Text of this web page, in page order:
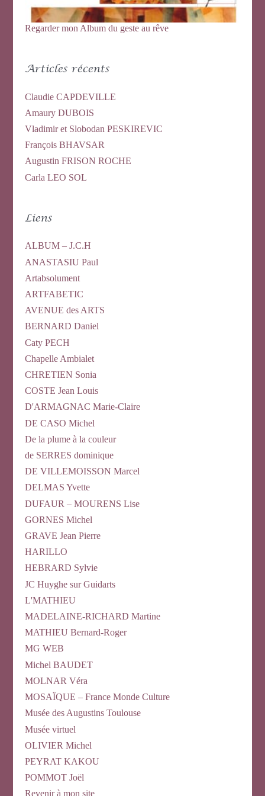
Regarder mon Album du geste au rêve
Articles récents
Claudie CAPDEVILLE
Amaury DUBOIS
Vladimir et Slobodan PESKIREVIC
François BHAVSAR
Augustin FRISON ROCHE
Carla LEO SOL
Liens
ALBUM – J.C.H
ANASTASIU Paul
Artabsolument
ARTFABETIC
AVENUE des ARTS
BERNARD Daniel
Caty PECH
Chapelle Ambialet
CHRETIEN Sonia
COSTE Jean Louis
D'ARMAGNAC Marie-Claire
DE CASO Michel
De la plume à la couleur
de SERRES dominique
DE VILLEMOISSON Marcel
DELMAS Yvette
DUFAUR – MOURENS Lise
GORNES Michel
GRAVE Jean Pierre
HARILLO
HEBRARD Sylvie
JC Huyghe sur Guidarts
L'MATHIEU
MADELAINE-RICHARD Martine
MATHIEU Bernard-Roger
MG WEB
Michel BAUDET
MOLNAR Véra
MOSAÏQUE – France Monde Culture
Musée des Augustins Toulouse
Musée virtuel
OLIVIER Michel
PEYRAT KAKOU
POMMOT Joël
Revenir à mon site